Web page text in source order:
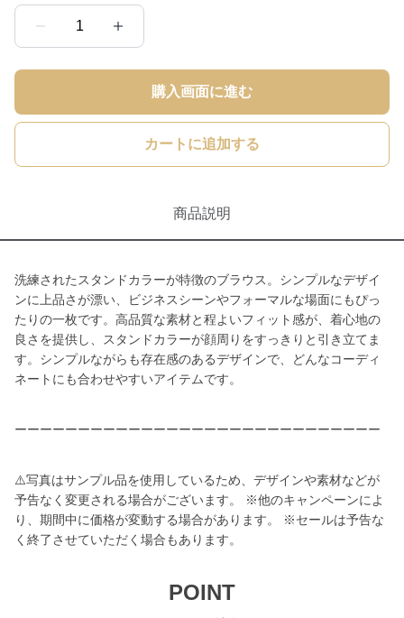
1
購入画面に進む
カートに追加する
商品説明
洗練されたスタンドカラーが特徴のブラウス。シンプルなデザイ
ンに上品さが漂い、ビジネスシーンやフォーマルな場面にもぴっ
たりの一枚です。高品質な素材と程よいフィット感が、着心地の
良さを提供し、スタンドカラーが顔周りをすっきりと引き立てま
す。シンプルながらも存在感のあるデザインで、どんなコーディ
ネートにも合わせやすいアイテムです。
ーーーーーーーーーーーーーーーーーーーーーーーーーーーーー
⚠️写真はサンプル品を使用しているため、デザインや素材などが
予告なく変更される場合がございます。 ※他のキャンペーンによ
り、期間中に価格が変動する場合があります。 ※セールは予告な
く終了させていただく場合もあります。
POINT